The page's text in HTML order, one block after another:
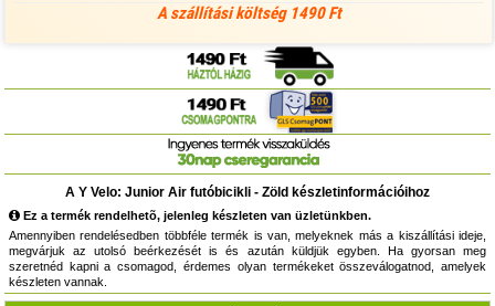
A szállítási költség 1490 Ft
A Y Velo: Junior Air futóbicikli - Zöld készletinformációihoz
Ez a termék rendelhetõ, jelenleg készleten van üzletünkben.
Amennyiben rendelésedben többféle termék is van, melyeknek más a kiszállítási ideje,
megvárjuk az utolsó beérkezését is és azután küldjük egyben. Ha gyorsan meg
szeretnéd kapni a csomagod, érdemes olyan termékeket összeválogatnod, amelyek
készleten vannak.